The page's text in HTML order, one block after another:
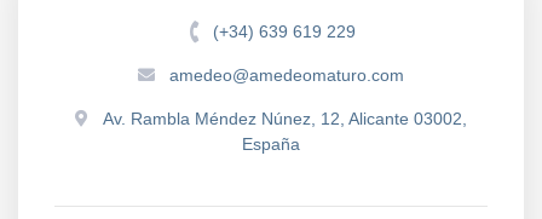
(+34) 639 619 229
amedeo@amedeomaturo.com
Av. Rambla Méndez Núnez, 12, Alicante 03002,
España